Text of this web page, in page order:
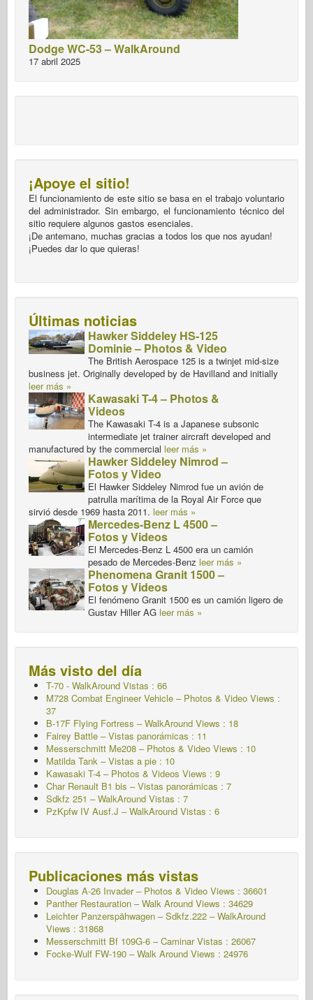
Dodge WC-53 – WalkAround
17 abril 2025
¡Apoye el sitio!
El funcionamiento de este sitio se basa en el trabajo voluntario
del administrador. Sin embargo, el funcionamiento técnico del
sitio requiere algunos gastos esenciales.
¡De antemano, muchas gracias a todos los que nos ayudan!
¡Puedes dar lo que quieras!
Últimas noticias
Hawker Siddeley HS-125
Dominie – Photos & Video
The British Aerospace 125 is a twinjet mid-size
business jet. Originally developed by de Havilland and initially
leer más »
Kawasaki T-4 – Photos &
Videos
The Kawasaki T-4 is a Japanese subsonic
intermediate jet trainer aircraft developed and
manufactured by the commercial leer más »
Hawker Siddeley Nimrod –
Fotos y Video
El Hawker Siddeley Nimrod fue un avión de
patrulla marítima de la Royal Air Force que
sirvió desde 1969 hasta 2011. leer más »
Mercedes-Benz L 4500 –
Fotos y Videos
El Mercedes-Benz L 4500 era un camión
pesado de Mercedes-Benz leer más »
Phenomena Granit 1500 –
Fotos y Videos
El fenómeno Granit 1500 es un camión ligero de
Gustav Hiller AG leer más »
Más visto del día
T-70 - WalkAround Vistas : 66
M728 Combat Engineer Vehicle – Photos & Video Views :
37
B-17F Flying Fortress – WalkAround Views : 18
Fairey Battle – Vistas panorámicas : 11
Messerschmitt Me208 – Photos & Video Views : 10
Matilda Tank – Vistas a pie : 10
Kawasaki T-4 – Photos & Videos Views : 9
Char Renault B1 bis – Vistas panorámicas : 7
Sdkfz 251 – WalkAround Vistas : 7
PzKpfw IV Ausf.J – WalkAround Vistas : 6
Publicaciones más vistas
Douglas A-26 Invader – Photos & Video Views : 36601
Panther Restauration – Walk Around Views : 34629
Leichter Panzerspähwagen – Sdkfz.222 – WalkAround
Views : 31868
Messerschmitt Bf 109G-6 – CaminarVistas : 26067
Focke-Wulf FW-190 – Walk Around Views : 24976